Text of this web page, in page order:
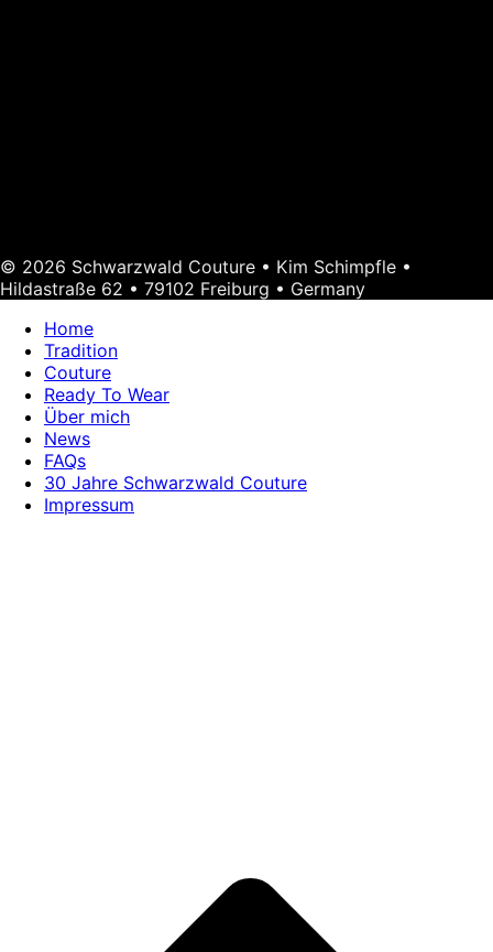
© 2026 Schwarzwald Couture • Kim Schimpfle •
Hildastraße 62 • 79102 Freiburg • Germany
Home
Tradition
Couture
Ready To Wear
Über mich
News
FAQs
30 Jahre Schwarzwald Couture
Impressum